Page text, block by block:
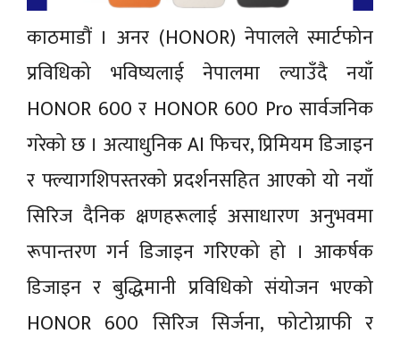
काठमाडौं । अनर (HONOR) नेपालले स्मार्टफोन
प्रविधिको भविष्यलाई नेपालमा ल्याउँदै नयाँ
HONOR 600 र HONOR 600 Pro सार्वजनिक
गरेको छ । अत्याधुनिक AI फिचर, प्रिमियम डिजाइन
र फ्ल्यागशिपस्तरको प्रदर्शनसहित आएको यो नयाँ
सिरिज दैनिक क्षणहरूलाई असाधारण अनुभवमा
रूपान्तरण गर्न डिजाइन गरिएको हो । आकर्षक
डिजाइन र बुद्धिमानी प्रविधिको संयोजन भएको
HONOR 600 सिरिज सिर्जना, फोटोग्राफी र